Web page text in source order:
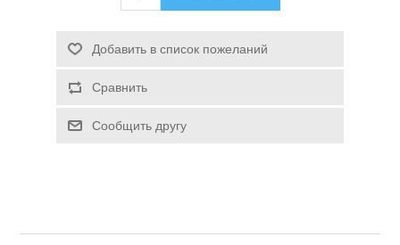
Спасательные средства
Добавить в список пожеланий
Сравнить
Сообщить другу